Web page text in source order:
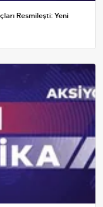
Resmileşti: Yeni